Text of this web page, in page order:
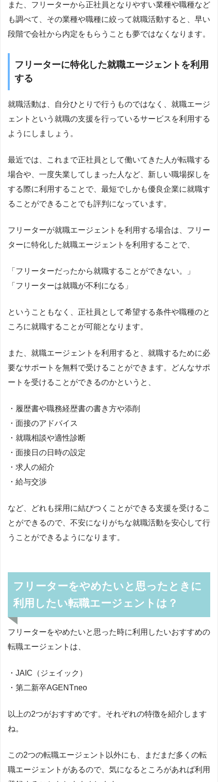
また、フリーターから正社員となりやすい業種や職種など
も調べて、その業種や職種に絞って就職活動すると、早い
段階で会社から内定をもらうことも夢ではなくなります。
フリーターに特化した就職エージェントを利用
する
就職活動は、自分ひとりで行うものではなく、就職エージ
ェントという就職の支援を行っているサービスを利用する
ようにしましょう。
最近では、これまで正社員として働いてきた人が転職する
場合や、一度失業してしまった人など、新しい職場探しを
する際に利用することで、最短でしかも優良企業に就職す
ることができることでも評判になっています。
フリーターが就職エージェントを利用する場合は、フリー
ターに特化した就職エージェントを利用することで、
「フリーターだったから就職することができない。」
「フリーターは就職が不利になる」
ということもなく、正社員として希望する条件や職種のと
ころに就職することが可能となります。
また、就職エージェントを利用すると、就職するために必
要なサポートを無料で受けることができます。どんなサポ
ートを受けることができるのかというと、
・履歴書や職務経歴書の書き方や添削
・面接のアドバイス
・就職相談や適性診断
・面接日の日時の設定
・求人の紹介
・給与交渉
など、どれも採用に結びつくことができる支援を受けるこ
とができるので、不安になりがちな就職活動を安心して行
うことができるようになります。
フリーターをやめたいと思ったときに
利用したい転職エージェントは？
フリーターをやめたいと思った時に利用したいおすすめの
転職エージェントは、
・JAIC（ジェイック）
・第二新卒AGENTneo
以上の2つがおすすめです。それぞれの特徴を紹介します
ね。
この2つの転職エージェント以外にも、まだまだ多くの転
職エージェントがあるので、気になるところがあれば利用